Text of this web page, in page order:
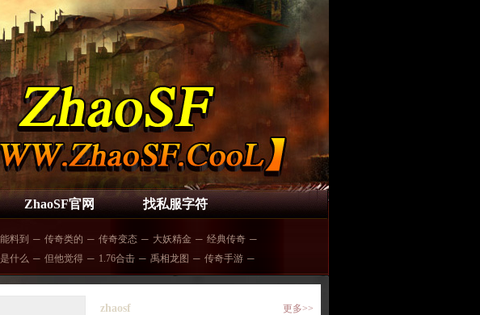
ZhaoSF官网 找私服字符
料到 ─ 传奇类的 ─ 传奇变态 ─ 大妖精金 ─ 经典传奇 ─
什么 ─ 但他觉得 ─ 1.76合击 ─ 禹相龙图 ─ 传奇手游 ─
zhaosf 更多>>